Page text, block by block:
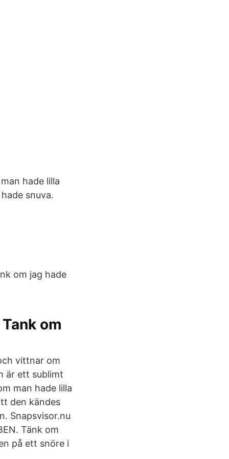
hade lilla
snuva.
om jag hade
om
vittnar om
är ett sublimt
man hade lilla
den kändes
Snapsvisor.nu
Tänk om
på ett snöre i